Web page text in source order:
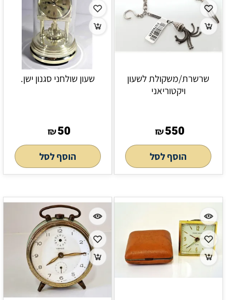
שרשרת/משקולת לשעון
ויקטוריאני
₪550
הוסף לסל
שעון שולחני סגנון ישן.
₪50
הוסף לסל